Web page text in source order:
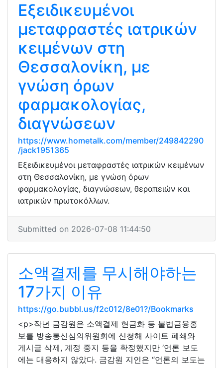
Εξειδικευμένοι
μεταφραστές ιατρικών
κειμένων στη
Θεσσαλονίκη, με
γνώση όρων
φαρμακολογίας,
διαγνώσεων
https://www.hometalk.com/member/249842290
/jack1951365
Εξειδικευμένοι μεταφραστές ιατρικών κειμένων
στη Θεσσαλονίκη, με γνώση όρων
φαρμακολογίας, διαγνώσεων, θεραπειών και
ιατρικών πρωτοκόλλων.
Submitted on 2026-07-08 11:44:50
소액결제를 무시해야하는
17가지 이유
https://go.bubbl.us/f2c012/8e01?/Bookmarks
<p>작년 금감원은 소액결제 현금화 등 불법금융홍
보를 방송통신심의위원회에 신청해 사이트 폐쇄와
게시글 삭제, 계정 중지 등을 확정했지만 ‘언론 보도
에는 대응하지 않았다. 금감원 지인은 “언론의 보도는